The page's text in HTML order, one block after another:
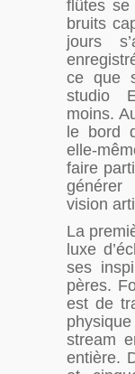
flûtes se
bruits
jours
ce que
studio
moins.
le bord
elle-
faire
vision
La
luxe
ses
pères.
est de
stream
entière.